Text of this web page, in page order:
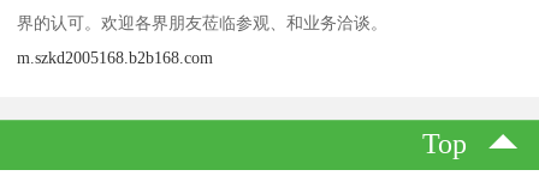
界的认可。欢迎各界朋友莅临参观、和业务洽谈。
m.szkd2005168.b2b168.com
Top